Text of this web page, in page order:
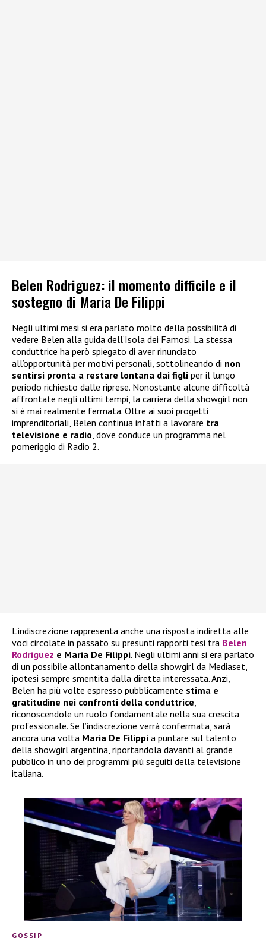
Belen Rodriguez: il momento difficile e il
sostegno di Maria De Filippi
Negli ultimi mesi si era parlato molto della possibilità di
vedere Belen alla guida dell’Isola dei Famosi. La stessa
conduttrice ha però spiegato di aver rinunciato
all’opportunità per motivi personali, sottolineando di non
sentirsi pronta a restare lontana dai figli per il lungo
periodo richiesto dalle riprese. Nonostante alcune difficoltà
affrontate negli ultimi tempi, la carriera della showgirl non
si è mai realmente fermata. Oltre ai suoi progetti
imprenditoriali, Belen continua infatti a lavorare tra
televisione e radio, dove conduce un programma nel
pomeriggio di Radio 2.
L’indiscrezione rappresenta anche una risposta indiretta alle
voci circolate in passato su presunti rapporti tesi tra Belen
Rodriguez e Maria De Filippi. Negli ultimi anni si era parlato
di un possibile allontanamento della showgirl da Mediaset,
ipotesi sempre smentita dalla diretta interessata. Anzi,
Belen ha più volte espresso pubblicamente stima e
gratitudine nei confronti della conduttrice,
riconoscendole un ruolo fondamentale nella sua crescita
professionale. Se l’indiscrezione verrà confermata, sarà
ancora una volta Maria De Filippi a puntare sul talento
della showgirl argentina, riportandola davanti al grande
pubblico in uno dei programmi più seguiti della televisione
italiana.
GOSSIP